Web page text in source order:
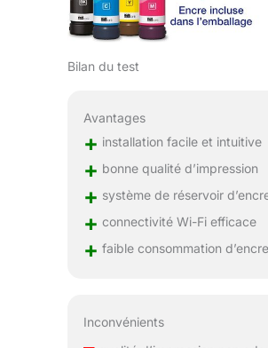
Bilan du test
Avantages
+ installation facile et intuitive
+ bonne qualité d’impression
+ système de réservoir
+ connectivité Wi-Fi efficace
+ faible consommation d’encre
Inconvénients